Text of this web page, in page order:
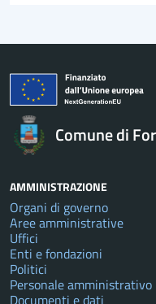
Comune di
AMMINISTRAZIONE
Organi di governo
Aree amministrative
Uffici
Enti e fondazioni
Politici
Personale amministrativo